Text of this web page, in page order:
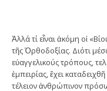
Ἀλλά τί εἶναι ἀκόμη οἱ
τῆς Ὀρθοδοξίας. Διότι
εὐαγγελικούς τρόπους,
ἐμπειρίας, ἔχει
τέλειον ἀνθρώπινον